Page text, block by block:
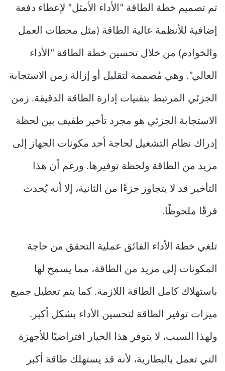
تم تصميم خطة الطاقة “الأداء الأمثل” لإعطاء دفعة
إضافية للأنظمة عالية الطاقة (مثل محطات العمل
والخوادم) من خلال تحسين خطة الطاقة “الأداء
العالي”. وهي مُصممة لتقليل أو إزالة زمن الاستجابة
الجزئي المرتبط بتقنيات إدارة الطاقة الدقيقة. زمن
الاستجابة الجزئي هو مجرد تأخير طفيف بين لحظة
إدراك نظام التشغيل لحاجة أحد مكونات الجهاز إلى
مزيد من الطاقة ولحظة توفيرها. ورغم أن هذا
التأخير قد لا يتجاوز جزءًا من الثانية، إلا أنه يُحدث
فرقًا ملحوظًا.
تلغي خطة الأداء الفائق عملية التحقق من حاجة
المكونات إلى مزيد من الطاقة، مما يسمح لها
باستهلاك كامل الطاقة اللازمة. كما يتم تعطيل جميع
ميزات توفير الطاقة لتحسين الأداء بشكل أكبر.
ولهذا السبب، لا يتوفر هذا الخيار افتراضيًا للأجهزة
التي تعمل بالبطارية، لأنه قد يستهلك طاقة أكبر